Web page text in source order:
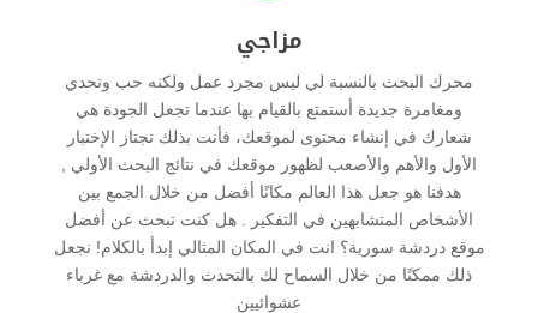
مزاجي
محرك البحث بالنسبة لي ليس مجرد عمل ولكنه حب وتحدي
ومغامرة جديدة أستمتع بالقيام بها عندما تجعل الجودة هي
شعارك في إنشاء محتوى لموقعك، فأنت بذلك تجتاز الإختبار
الأول والأهم والأصعب لظهور موقعك في نتائج البحث الأولي ,
هدفنا هو جعل هذا العالم مكانًا أفضل من خلال الجمع بين
الأشخاص المتشابهين في التفكير . هل كنت تبحث عن أفضل
موقع دردشة سورية؟ انت في المكان المثالي إبدأ بالكلام! نجعل
ذلك ممكنًا من خلال السماح لك بالتحدث والدردشة مع غرباء
عشوائيين